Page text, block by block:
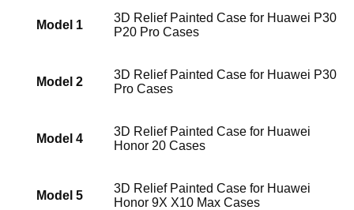
Model 1
3D Relief Painted Case for Huawei P30
P20 Pro Cases
Model 2
3D Relief Painted Case for Huawei P30
Pro Cases
Model 4
3D Relief Painted Case for Huawei
Honor 20 Cases
Model 5
3D Relief Painted Case for Huawei
Honor 9X X10 Max Cases